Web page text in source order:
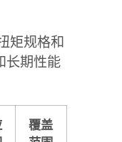
矩规格和
长期性能
覆盖